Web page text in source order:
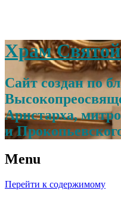
Храм
Сайт создан по
Аристарха,
и
Menu
Перейти к содержимому